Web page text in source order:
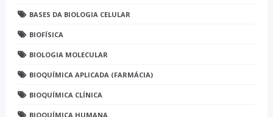
BASES DA BIOLOGIA CELULAR
BIOFÍSICA
BIOLOGIA MOLECULAR
BIOQUÍMICA APLICADA (FARMÁCIA)
BIOQUÍMICA CLÍNICA
BIOQUÍMICA HUMANA